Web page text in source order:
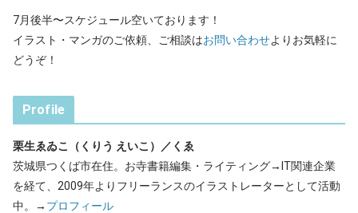
7月後半〜スケジュール空いております！
イラスト・マンガのご依頼、ご相談はお問い合わせよりお気軽に
どうぞ！
Profile
栗生ゑゐこ（くりう えいこ）／くゑ
茨城県つくば市在住。お寺書籍編集・ライティング→IT関連企業
を経て、2009年よりフリーランスのイラストレーターとして活動
中。→ プロフィール